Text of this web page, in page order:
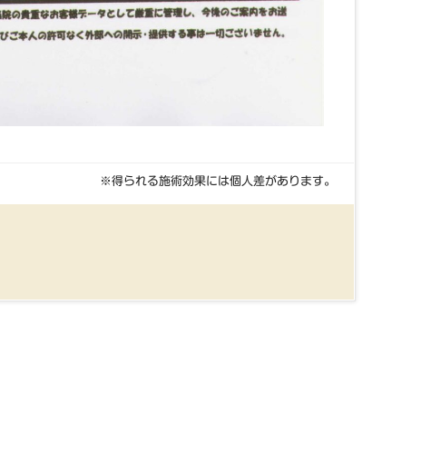
※得られる施術効果には個人差があります。